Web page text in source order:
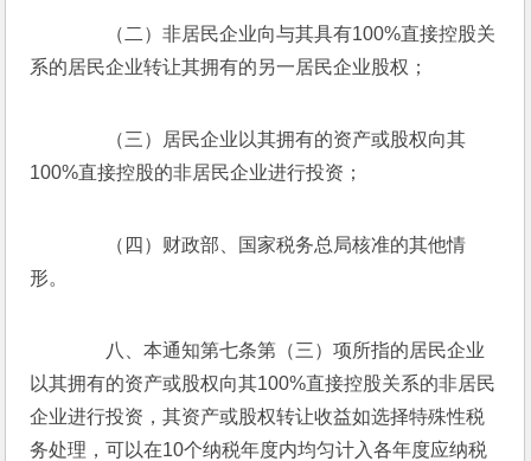
（二）非居民企业向与其具有100%直接控股关
系的居民企业转让其拥有的另一居民企业股权；
（三）居民企业以其拥有的资产或股权向其
100%直接控股的非居民企业进行投资；
（四）财政部、国家税务总局核准的其他情
形。
八、本通知第七条第（三）项所指的居民企业
以其拥有的资产或股权向其100%直接控股关系的非居民
企业进行投资，其资产或股权转让收益如选择特殊性税
务处理，可以在10个纳税年度内均匀计入各年度应纳税